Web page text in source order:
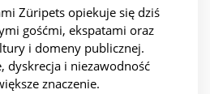
Züripets opiekuje się dziś
gośćmi, ekspatami oraz
i domeny publicznej.
dyskrecja i niezawodność
znaczenie.